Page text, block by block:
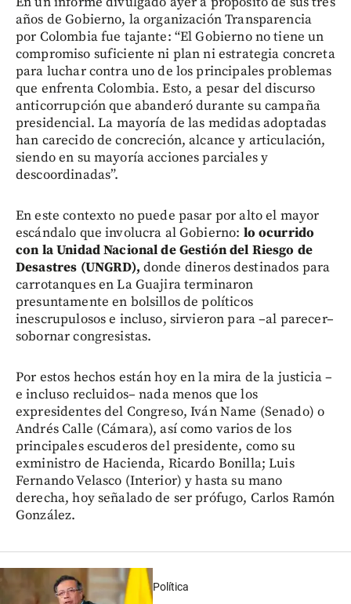
años de Gobierno, la organización Transparencia
por Colombia fue tajante: “El Gobierno no tiene un
compromiso suficiente ni plan ni estrategia concreta
para luchar contra uno de los principales problemas
que enfrenta Colombia. Esto, a pesar del discurso
anticorrupción que abanderó durante su campaña
presidencial. La mayoría de las medidas adoptadas
han carecido de concreción, alcance y articulación,
siendo en su mayoría acciones parciales y
descoordinadas”.
En este contexto no puede pasar por alto el mayor
escándalo que involucra al Gobierno: lo ocurrido
con la Unidad Nacional de Gestión del Riesgo de
Desastres (UNGRD), donde dineros destinados para
carrotanques en La Guajira terminaron
presuntamente en bolsillos de políticos
inescrupulosos e incluso, sirvieron para –al parecer–
sobornar congresistas.
Por estos hechos están hoy en la mira de la justicia –
e incluso recluidos– nada menos que los
expresidentes del Congreso, Iván Name (Senado) o
Andrés Calle (Cámara), así como varios de los
principales escuderos del presidente, como su
exministro de Hacienda, Ricardo Bonilla; Luis
Fernando Velasco (Interior) y hasta su mano
derecha, hoy señalado de ser prófugo, Carlos Ramón
González.
Política